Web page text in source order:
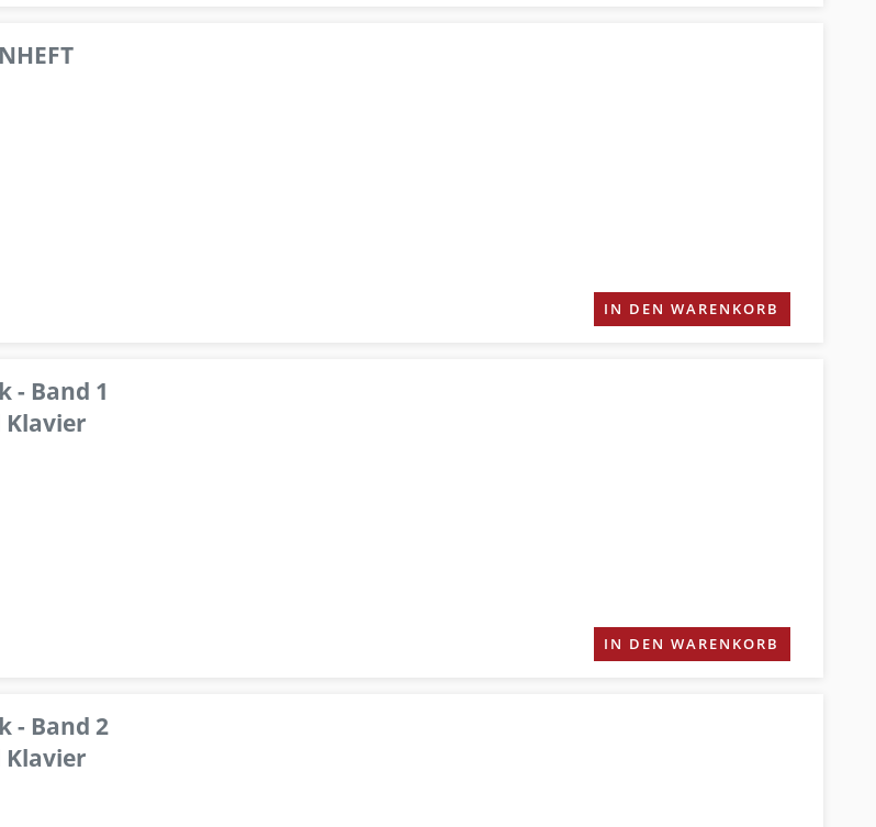
IN DEN WARENKORB
- Band 1
Klavier
IN DEN WARENKORB
- Band 2
Klavier